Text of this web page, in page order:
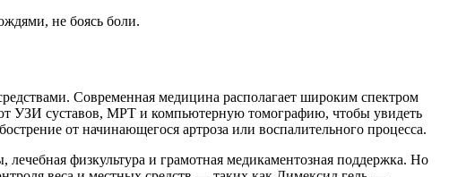
не боясь боли.
Современная медицина располагает широким спектром
УЗИ суставов, МРТ и компьютерную томографию, чтобы увидеть
от начинающегося артроза или воспалительного процесса.
физкультура и грамотная медикаментозная поддержка. Но